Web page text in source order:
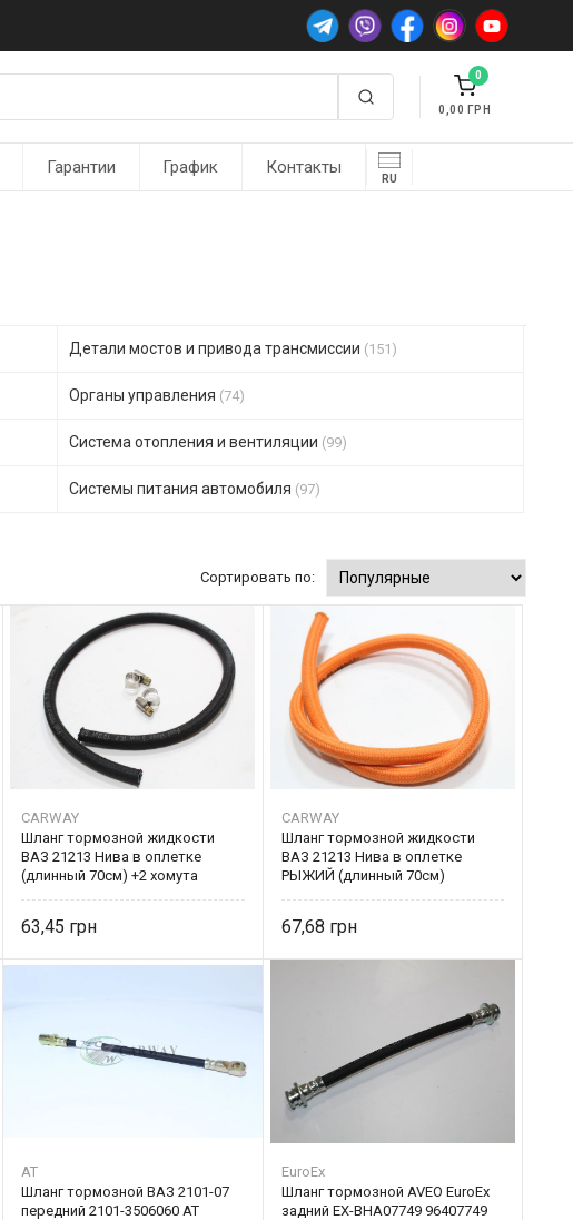
0
0,00
Гарантии График Контакты
RU
Детали мостов и привода трансмиссии (151)
Органы управления (74)
Система отопления и вентиляции (99)
Системы питания автомобиля (97)
Сортировать по:
CARWAY
Шланг тормозной жидкости
ВАЗ 21213 Нива в оплетке
(длинный 70см) +2 хомута
63,45
CARWAY
Шланг тормозной жидкости
ВАЗ 21213 Нива в оплетке
РЫЖИЙ (длинный 70см)
67,68
AT
Шланг тормозной ВАЗ 2101-07
передний 2101-3506060 AT
EuroEx
Шланг тормозной AVEO EuroEx
задний EX-BHA07749 96407749